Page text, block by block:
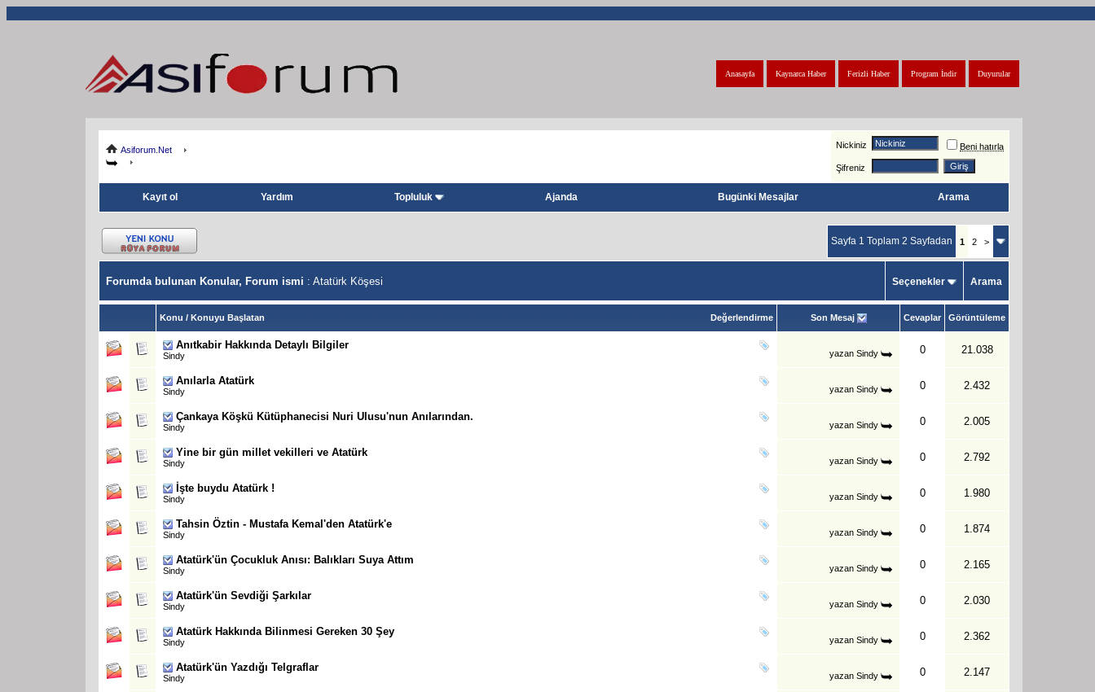
Duyurular
Program İndir
Ferizli Haber
Kaynarca Haber
Anasayfa
Asiforum.Net Nickiniz Beni hatırla
Şifreniz
Kayıt ol Yardım Topluluk Ajanda Bugünki Mesajlar Arama
Sayfa 1 Toplam 2 Sayfadan 1 2 >
Forumda bulunan Konular, Forum ismi : Atatürk Köşesi Seçenekler Arama
Değerlendirme
Konu / Konuyu Başlatan Son Mesaj Cevaplar Görüntüleme
Anıtkabir Hakkında Detaylı Bilgiler
Sindy yazan Sindy 0 21.038
Anılarla Atatürk
Sindy yazan Sindy 0 2.432
Çankaya Köşkü Kütüphanecisi Nuri Ulusu'nun Anılarından.
Sindy yazan Sindy 0 2.005
Yine bir gün millet vekilleri ve Atatürk
Sindy yazan Sindy 0 2.792
İşte buydu Atatürk !
Sindy yazan Sindy 0 1.980
Tahsin Öztin - Mustafa Kemal'den Atatürk'e
Sindy yazan Sindy 0 1.874
Atatürk'ün Çocukluk Anısı: Balıkları Suya Attım
Sindy yazan Sindy 0 2.165
Atatürk'ün Sevdiği Şarkılar
Sindy yazan Sindy 0 2.030
Atatürk Hakkında Bilinmesi Gereken 30 Şey
Sindy yazan Sindy 0 2.362
Atatürk'ün Yazdığı Telgraflar
Sindy yazan Sindy 0 2.147